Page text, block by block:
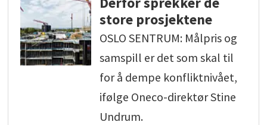
store prosjektene
OSLO SENTRUM: Målpris og
samspill er det som skal til
for å dempe konfliktnivået,
ifølge Oneco-direktør Stine
Undrum.